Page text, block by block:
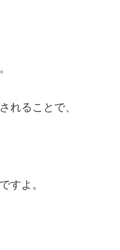
れることで、
すよ。